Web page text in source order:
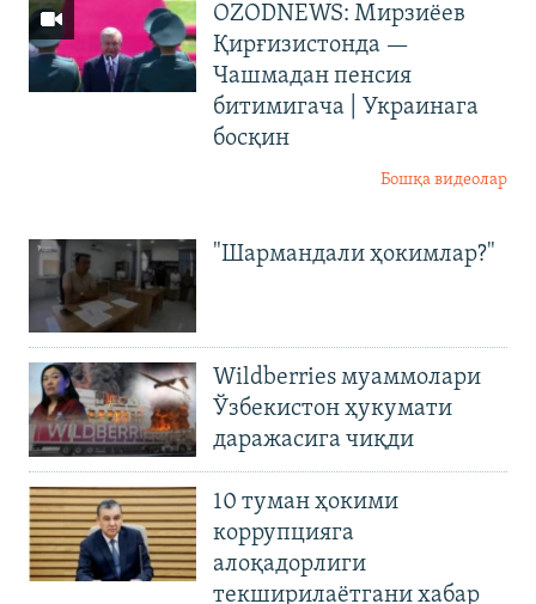
OZODNEWS: Мирзиёев
Қирғизистонда —
Чашмадан пенсия
битимигача | Украинага
босқин
Бошқа видеолар
"Шармандали ҳокимлар?"
Wildberries муаммолари
Ўзбекистон ҳукумати
даражасига чиқди
10 туман ҳокими
коррупцияга
алоқадорлиги
текширилаётгани хабар